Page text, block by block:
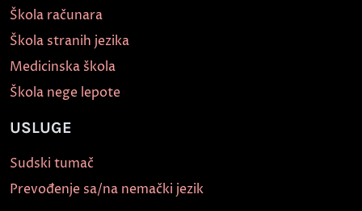
Škola računara
Škola stranih jezika
Medicinska škola
Škola nege lepote
USLUGE
Sudski tumač
Prevođenje sa/na nemački jezik